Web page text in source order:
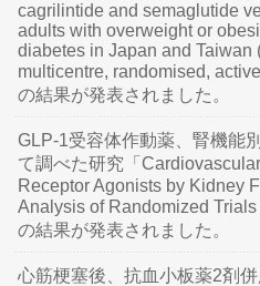
cagrilintide and semaglutide
adults with overweight or
diabetes in Japan and Taiwan
multicentre, randomised,
の結果が発表されました。
GLP-1受容体作動薬、腎機能
て調べた研究「
Receptor Agonists by Kidney
Analysis of Randomized Trials
の結果が発表されました。
心筋梗塞後、抗血小板薬2剤